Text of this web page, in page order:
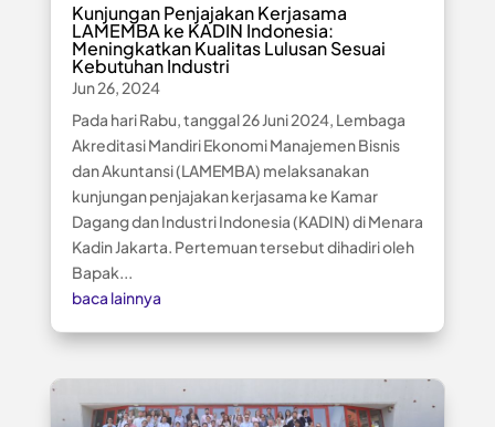
Kunjungan Penjajakan Kerjasama
LAMEMBA ke KADIN Indonesia:
Meningkatkan Kualitas Lulusan Sesuai
Kebutuhan Industri
Jun 26, 2024
Pada hari Rabu, tanggal 26 Juni 2024, Lembaga
Akreditasi Mandiri Ekonomi Manajemen Bisnis
dan Akuntansi (LAMEMBA) melaksanakan
kunjungan penjajakan kerjasama ke Kamar
Dagang dan Industri Indonesia (KADIN) di Menara
Kadin Jakarta. Pertemuan tersebut dihadiri oleh
Bapak...
baca lainnya